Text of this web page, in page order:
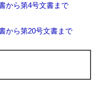
から第4号文書まで
から第20号文書まで